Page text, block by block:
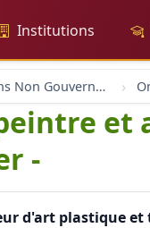
Institutions
Organisations Non Gouvernementales
-
d'art plastique et